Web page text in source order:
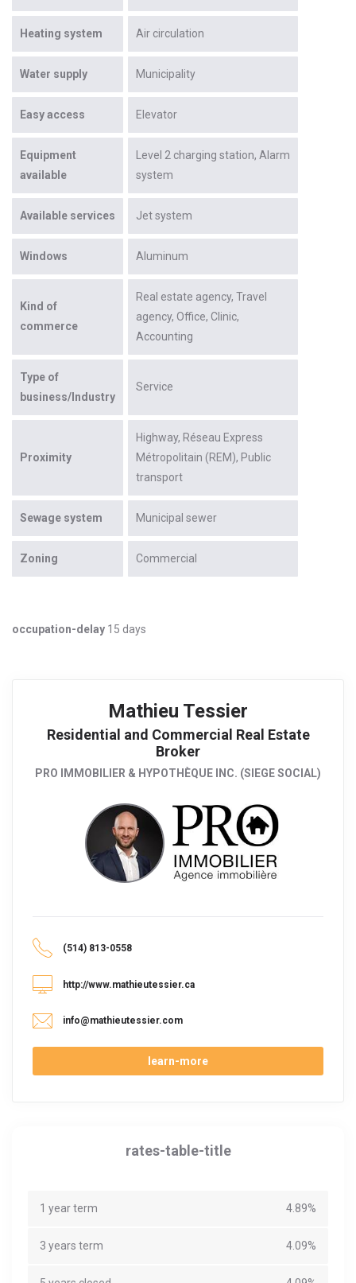
Heating system Air circulation
Water supply Municipality
Easy access Elevator
Equipment
available
Level 2 charging station Alarm
system
Available services Jet system
Windows Aluminum
Kind of
commerce
Real estate agency Travel
agency Office Clinic
Accounting
Type of
business/Industry
Service
Proximity
Highway Réseau Express
Métropolitain (REM) Public
transport
Sewage system Municipal sewer
Zoning Commercial
occupation-delay 15 days
Mathieu Tessier
Residential and Commercial Real Estate
Broker
PRO IMMOBILIER & HYPOTHÈQUE INC. (SIEGE SOCIAL)
(514) 813-0558
http://www.mathieutessier.ca
info@mathieutessier.com
learn-more
rates-table-title
1 year term 4.89%
3 years term 4.09%